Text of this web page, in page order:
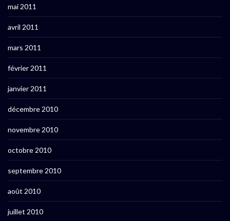
mai 2011
avril 2011
mars 2011
février 2011
janvier 2011
décembre 2010
novembre 2010
octobre 2010
septembre 2010
août 2010
juillet 2010